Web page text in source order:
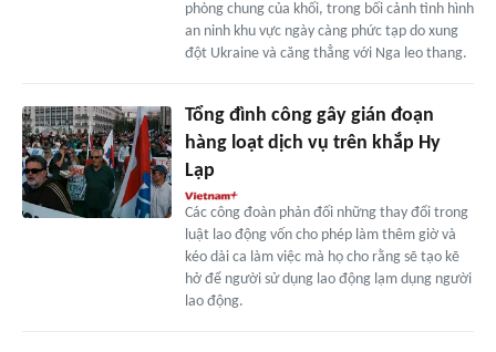
phòng chung của khối, trong bối cảnh tình hình
an ninh khu vực ngày càng phức tạp do xung
đột Ukraine và căng thẳng với Nga leo thang.
Tổng đình công gây gián đoạn
hàng loạt dịch vụ trên khắp Hy
Lạp
Các công đoàn phản đối những thay đổi trong
luật lao động vốn cho phép làm thêm giờ và
kéo dài ca làm việc mà họ cho rằng sẽ tạo kẽ
hở để người sử dụng lao động lạm dụng người
lao động.